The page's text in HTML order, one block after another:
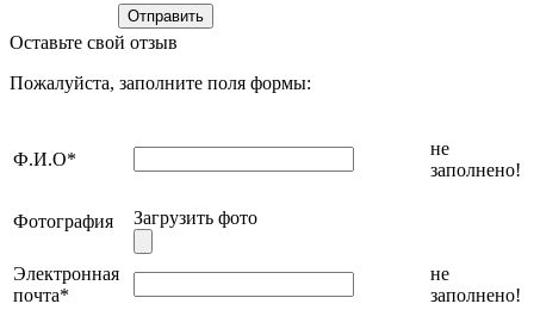
Оставьте свой отзыв
Пожалуйста, заполните поля формы:
Ф.И.О*
не
заполнено!
Фотография Загрузить фото
Электронная
почта*
не
заполнено!